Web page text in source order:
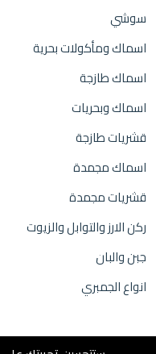
سوشي
اسماك ومأكولات بحرية
اسماك طازجة
اسماك وبحريات
قشريات طازجة
اسماك مجمدة
قشريات مجمدة
ركن الارز والتوابل والزيوت
جبن والبان
انواع الجمبري